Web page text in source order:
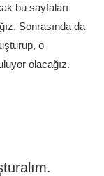
bu sayfaları
Sonrasında da
o
olacağız.